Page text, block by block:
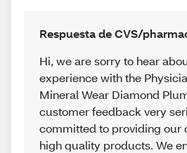
Respuesta de CVS/
Hi, we are sorry to hear
experience with the
Mineral Wear Diamond
customer feedback very
committed to providing our
high quality products. We